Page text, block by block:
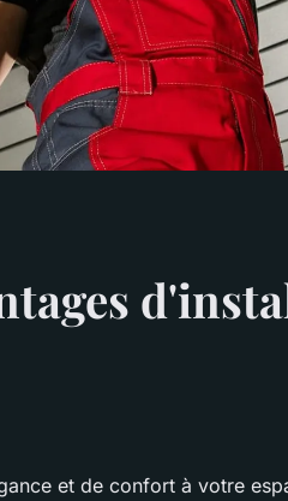
et de confort à votre